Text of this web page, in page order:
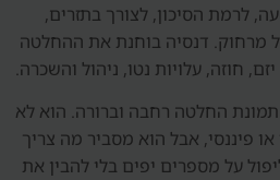
לרמת הסיכון, לצורך בתזרים,
מרחוק. דנסיה בוחנת את ההחלטה
חוזה, עלויות נטו, ניהול והשכרה.
החלטה רחבה וברורה. הוא לא
פיננסי, אבל הוא מסביר מה צריך
על מספרים יפים בלי להבין את